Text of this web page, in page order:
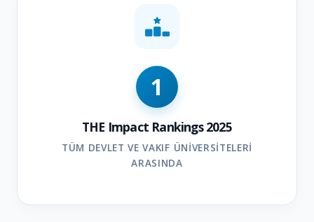
1
THE Impact Rankings 2025
TÜM DEVLET VE VAKIF ÜNIVERSITELERI
ARASINDA